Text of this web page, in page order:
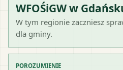
WFOŚiGW w
W tym regionie zaczniesz
dla gminy.
POROZUMIENIE